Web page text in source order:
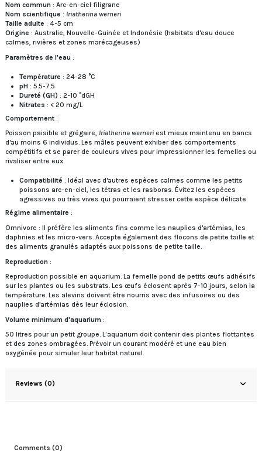
Nom commun : Arc-en-ciel filigrane
Nom scientifique : Iriatherina werneri
Taille adulte : 4-5 cm
Origine : Australie, Nouvelle-Guinée et Indonésie (habitats d'eau douce
calmes, rivières et zones marécageuses)
Paramètres de l'eau :
Température : 24-28 °C
pH : 5.5-7.5
Dureté (GH) : 2-10 °dGH
Nitrates : < 20 mg/L
Comportement :
Poisson paisible et grégaire, Iriatherina werneri est mieux maintenu en bancs
d'au moins 6 individus. Les mâles peuvent exhiber des comportements
compétitifs et se parer de couleurs vives pour impressionner les femelles ou
rivaliser entre eux.
Compatibilité : Idéal avec d'autres espèces calmes comme les petits
poissons arc-en-ciel, les tétras et les rasboras. Évitez les espèces
agressives ou très vives qui pourraient stresser cette espèce délicate.
Régime alimentaire :
Omnivore : Il préfère les aliments fins comme les nauplies d'artémias, les
daphnies et les micro-vers. Accepte également des flocons de petite taille et
des aliments granulés adaptés aux poissons de petite taille.
Reproduction :
Reproduction possible en aquarium. La femelle pond de petits œufs adhésifs
sur les plantes ou les substrats. Les œufs éclosent après 7-10 jours, selon la
température. Les alevins doivent être nourris avec des infusoires ou des
nauplies d'artémias dès leur éclosion.
Volume minimum d'aquarium :
50 litres pour un petit groupe. L’aquarium doit contenir des plantes flottantes
et des zones ombragées. Prévoir un courant modéré et une eau bien
oxygénée pour simuler leur habitat naturel.
Reviews (0)
Comments (0)